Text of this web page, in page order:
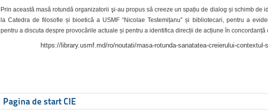
Prin această masă rotundă organizatorii şi-au propus să creeze un spațiu de dialog și schimb de
la Catedra de filosofie și bioetică a USMF “Nicolae Testemițanu” și bibliotecari, pentru a
pentru a discuta despre provocările actuale și pentru a identifica direcții de acțiune în
https://library.usmf.md/ro/noutati/masa-rotunda-sanatatea-creierului-contextul-
Pagina de start CIE